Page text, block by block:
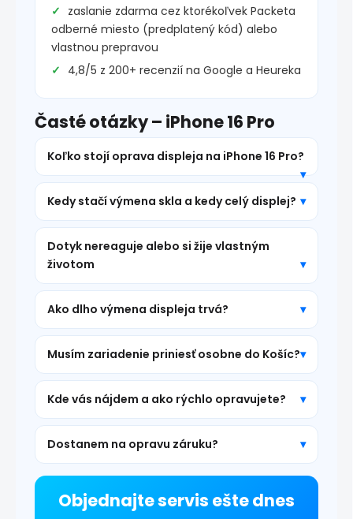
zaslanie zdarma cez ktorékoľvek Packeta
odberné miesto (predplatený kód) alebo
vlastnou prepravou
4,8/5 z 200+ recenzií na Google a Heureka
Časté otázky – iPhone 16 Pro
Koľko stojí oprava displeja na iPhone 16 Pro?
Kedy stačí výmena skla a kedy celý displej?
Dotyk nereaguje alebo si žije vlastným
životom
Ako dlho výmena displeja trvá?
Musím zariadenie priniesť osobne do Košíc?
Kde vás nájdem a ako rýchlo opravujete?
Dostanem na opravu záruku?
Objednajte servis ešte dnes